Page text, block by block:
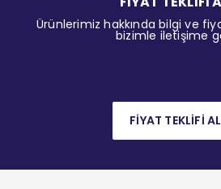
Ürünlerimiz hakkında bilgi ve
bizimle iletişime
FİYAT TEKLİFİ